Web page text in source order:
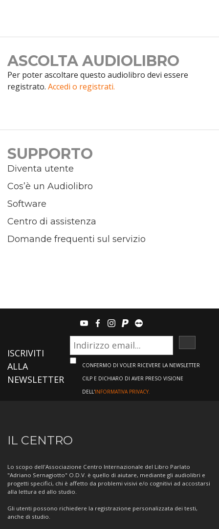
ASCOLTA AUDIOLIBRO
Per poter ascoltare questo audiolibro devi essere
registrato. Accedi o registrati.
SUPPORTO
Diventa utente
Cos’è un Audiolibro
Software
Centro di assistenza
Domande frequenti sul servizio
youtubefacebook
instagram
paypalteamviewer
ISCRIVITI
ALLA
NEWSLETTER
CONFERMO DI VOLER RICEVERE LA NEWSLETTER
CILP E DICHIARO DI AVER PRESO VISIONE
DELL'INFORMATIVA PRIVACY.
Informazioni
sul
Centro
IL CENTRO
Lo scopo dell'Associazione Centro Internazionale del Libro Parlato
"Adriano Sernagiotto" O.D.V. è quello di aiutare, mediante gli audiolibri e
progetti specifici, chi è affetto da problemi visivi e/o cognitivi ad accostarsi
alla lettura ed allo studio.
Gli utenti possono richiedere la registrazione personalizzata dei testi,
anche di studio.